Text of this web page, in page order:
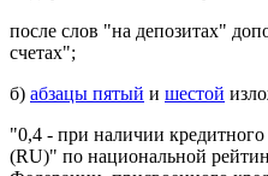
после слов "на депозитах"
счетах";
б) абзацы пятый и шестой
"0,4 - при наличии
(RU)" по национальной